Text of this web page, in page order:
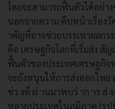
โดยจะสามารถฟื้นตัวได้อย่า
นอกจากความ คืบหน้าเรื่อง
าคัญที่อาจช่วยบรรเทาผลก
คือ เศรษฐกิจโลกที่เริ่มส่ง สั
ฟื้นตัวของประเทศเศรษฐกิ
จะยังหนุนให้การส่งออกไทย
ช่ว งที่ ผ่ านมาพบว่ าก าร ส่
หลายประเทศในภูมิภาค (รูป